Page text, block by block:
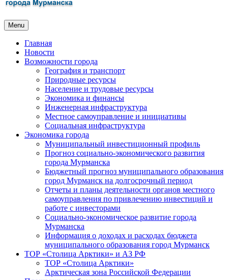
Menu
Главная
Новости
Возможности города
География и транспорт
Природные ресурсы
Население и трудовые ресурсы
Экономика и финансы
Инженерная инфраструктура
Местное самоуправление и инициативы
Социальная инфраструктура
Экономика города
Муниципальный инвестиционный профиль
Прогноз социально-экономического развития
города Мурманска
Бюджетный прогноз муниципального образования
город Мурманск на долгосрочный период
Отчеты и планы деятельности органов местного
самоуправления по привлечению инвестиций и
работе с инвесторами
Социально-экономическое развитие города
Мурманска
Информация о доходах и расходах бюджета
муниципального образования город Мурманск
ТОР «Столица Арктики» и АЗ РФ
ТОР «Столица Арктики»
Арктическая зона Российской Федерации